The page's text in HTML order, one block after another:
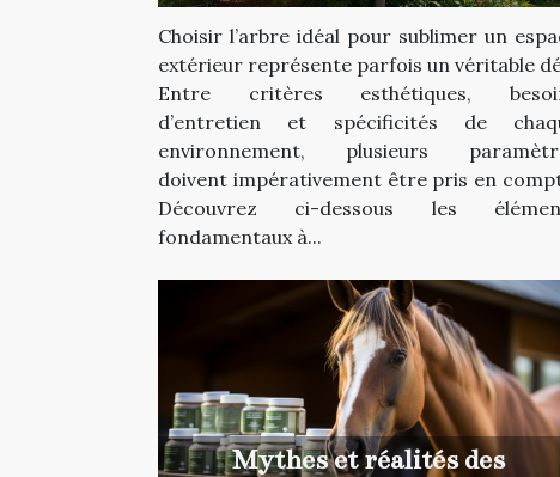
extérieur ?
Choisir l’arbre idéal pour sublimer un
extérieur représente parfois un véritable
Entre critères esthétiques,
d’entretien et spécificités de
environnement, plusieurs
doivent impérativement être pris en
Découvrez ci-dessous les
fondamentaux à...
Mythes et réalités des